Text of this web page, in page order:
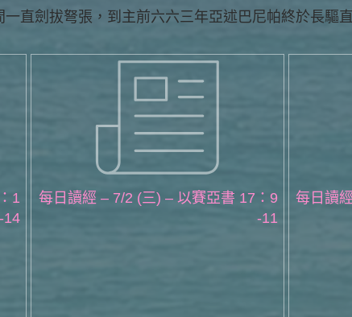
直劍拔弩張，到主前六六三年亞述巴尼帕終於長驅
1
14
每日讀經 – 7/2 (三) – 以賽亞書 17：9
-11
每日讀